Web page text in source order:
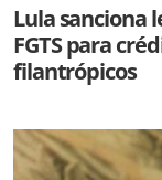
Lula sanciona
FGTS para
filantrópicos